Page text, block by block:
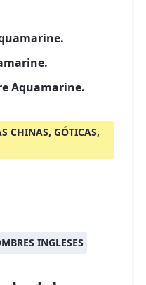
Aquamarine.
CHINAS, GÓTICAS,
INGLESES